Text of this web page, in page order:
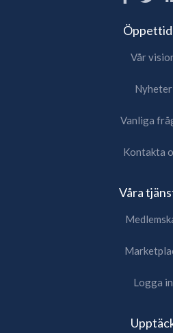
Vår
Nyheter
Vanliga
Kontakta
Våra
Logga in